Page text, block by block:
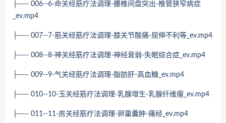
├── 006--6-命关经筋疗法调理-腰椎间盘突出-椎管狭窄病症
_ev.mp4
├── 007--7-筋关经筋疗法调理-膝关节酸痛-屈伸不利等_ev.mp4
├── 008--8-神关经筋疗法调理-神经衰弱-失眠综合症_ev.mp4
├── 009--9-气关经筋疗法调理-脂肪肝-高血糖_ev.mp4
├── 010--10-玉关经筋疗法调理-乳腺增生-乳腺纤维瘤_ev.mp4
├── 011--11-房关经筋疗法调理-卵巢囊肿-痛经_ev.mp4